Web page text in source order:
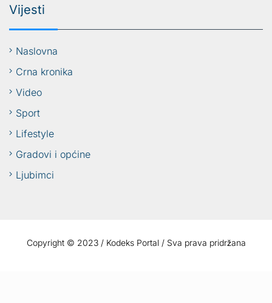
Vijesti
Naslovna
Crna kronika
Video
Sport
Lifestyle
Gradovi i općine
Ljubimci
Copyright © 2023 / Kodeks Portal / Sva prava pridržana